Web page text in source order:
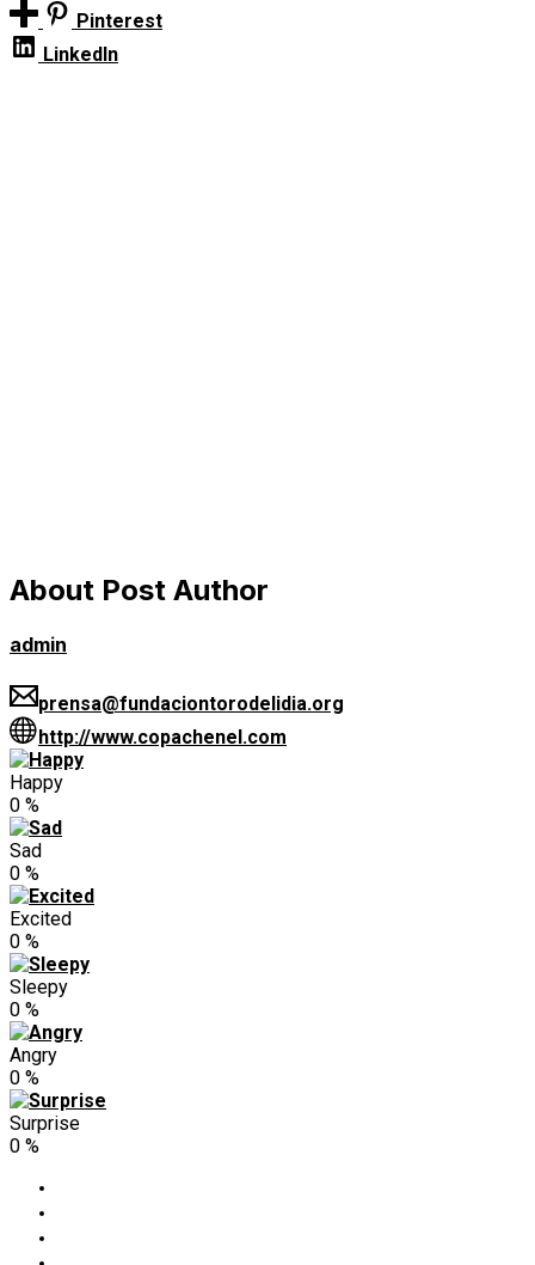
Pinterest
LinkedIn
About Post Author
admin
prensa@fundaciontorodelidia.org
http://www.copachenel.com
Happy
0 %
Sad
0 %
Excited
0 %
Sleepy
0 %
Angry
0 %
Surprise
0 %